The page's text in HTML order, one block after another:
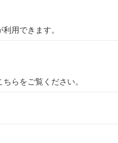
用できます。
らをご覧ください。